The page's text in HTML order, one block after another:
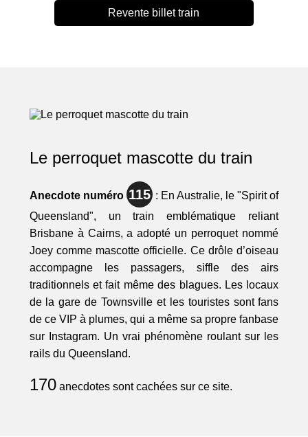
Revente billet train
Le perroquet mascotte du train
Anecdote numéro 115: En Australie, le "Spirit of
Queensland", un train emblématique reliant
Brisbane à Cairns, a adopté un perroquet nommé
Joey comme mascotte officielle. Ce drôle d’oiseau
accompagne les passagers, siffle des airs
traditionnels et fait même des blagues. Les locaux
de la gare de Townsville et les touristes sont fans
de ce VIP à plumes, qui a même sa propre fanbase
sur Instagram. Un vrai phénomène roulant sur les
rails du Queensland.
170anecdotes sont cachées sur ce site.